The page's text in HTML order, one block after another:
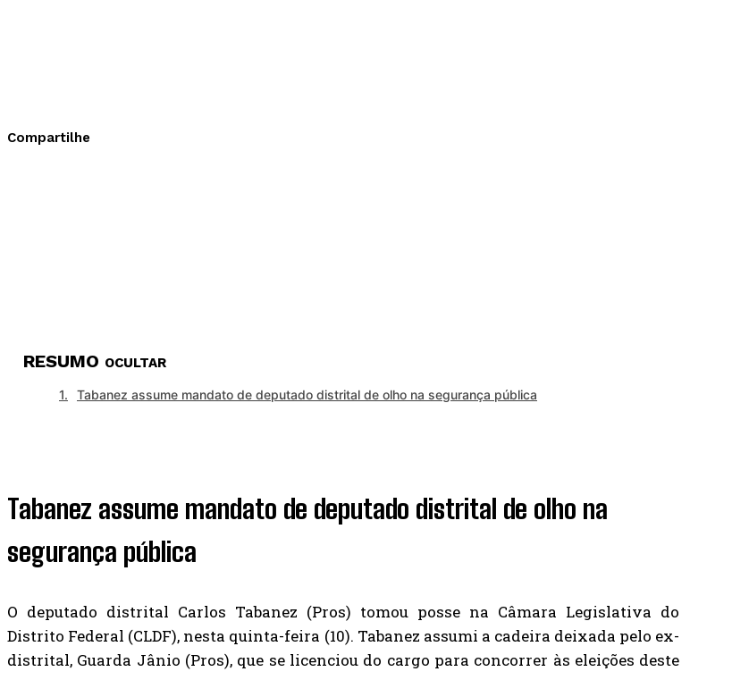
Compartilhe
RESUMO OCULTAR
Tabanez assume mandato de deputado distrital de olho na segurança pública
Tabanez assume mandato de deputado distrital de olho na
segurança pública
O deputado distrital Carlos Tabanez (Pros) tomou posse na Câmara Legislativa do
Distrito Federal (CLDF), nesta quinta-feira (10). Tabanez assumi a cadeira deixada pelo ex-
distrital, Guarda Jânio (Pros), que se licenciou do cargo para concorrer às eleições deste